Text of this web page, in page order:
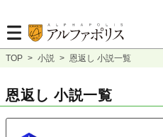
TOP > 小説 > 恩返し 小説一覧
恩返し 小説一覧